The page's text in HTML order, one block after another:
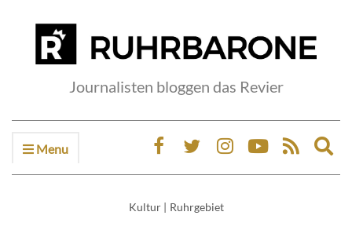
Journalisten bloggen das Revier
Menu
Kultur | Ruhrgebiet